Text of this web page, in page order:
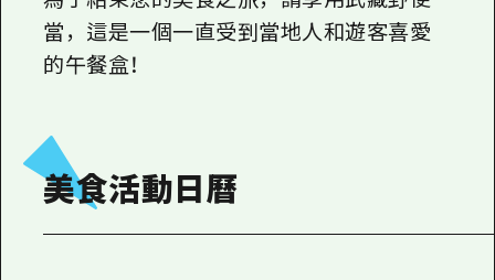
當您想到廣島時，就會想到武藏野便當！
角形飯糰，簡單卻充滿懷舊的味道。
這是棒球比賽中很受歡迎的主食，炸雞、飯